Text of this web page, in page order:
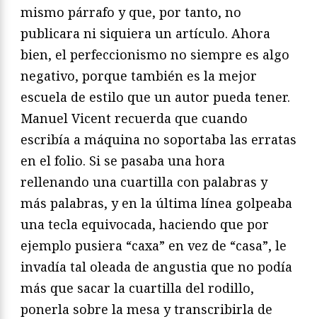
mismo párrafo y que, por tanto, no
publicara ni siquiera un artículo. Ahora
bien, el perfeccionismo no siempre es algo
negativo, porque también es la mejor
escuela de estilo que un autor pueda tener.
Manuel Vicent recuerda que cuando
escribía a máquina no soportaba las erratas
en el folio. Si se pasaba una hora
rellenando una cuartilla con palabras y
más palabras, y en la última línea golpeaba
una tecla equivocada, haciendo que por
ejemplo pusiera “caxa” en vez de “casa”, le
invadía tal oleada de angustia que no podía
más que sacar la cuartilla del rodillo,
ponerla sobre la mesa y transcribirla de